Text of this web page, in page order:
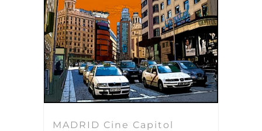
MADRID Cine Capitol